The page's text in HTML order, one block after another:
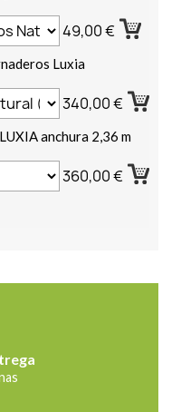
49,00 €
Luxia
340,00 €
anchura 2,36 m
360,00 €